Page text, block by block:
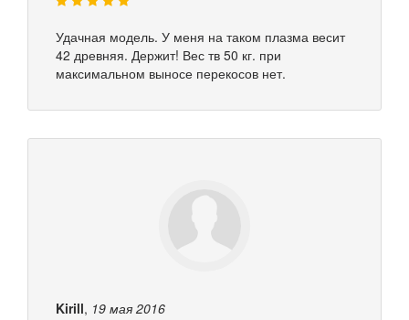
Удачная модель. У меня на таком плазма весит
42 древняя. Держит! Вес тв 50 кг. при
максимальном выносе перекосов нет.
Kirill, 19 мая 2016